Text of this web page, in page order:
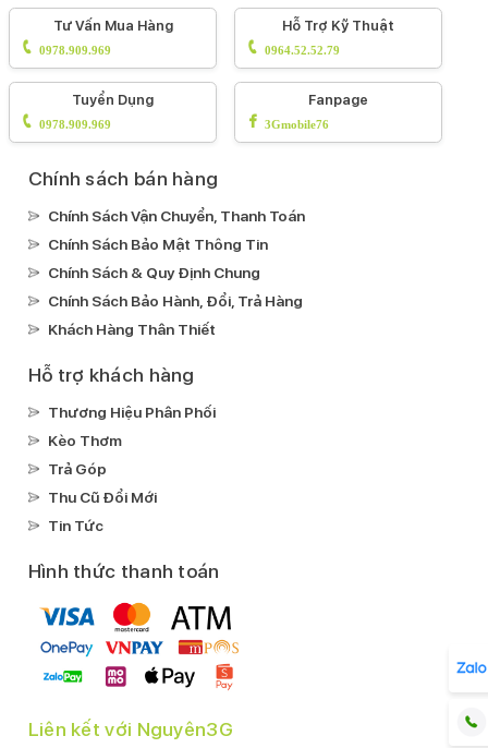
Bảo mật nâng cao:
Mở khoá khuôn mặt Face ID
Tính năng đặc biệt:
Âm thanh Dolby Atmos
Xoá vật thể AIViết AITrung tâm
màn hình (Center Stage)
Phát hiện va chạm (Crash
để tìm kiếmHDR10+HDR10
thanh Dolby Digital PlusCông nghệ True ToneCông
nghệ HLGCông nghê âm thanh Dolby Digital
lần sáng màn hìnhApple Pay
Kháng nước, bụi:
IP68
Ghi âm:
Ghi âm mặc địnhGhi âm cuộc gọi
Xem phim:
MP4AV1
Nghe nhạc:
MP3FLAC
Kết nối
Mạng di động:
Hỗ trợ 5G
SIM:
1 Nano SIM & 1 eSIM
Wifi:
Tư Vấn Mua Hàng
0978.909.969
Hỗ Trợ Kỹ Thuật
0964.52.52.79
Tuyển Dụng
0978.909.969
Fanpage
3Gmobile76
Chính sách bán hàng
Chính Sách Vận Chuyển, Thanh Toán
Chính Sách Bảo Mật Thông Tin
Chính Sách & Quy Định Chung
Chính Sách Bảo Hành, Đổi, Trả Hàng
Khách Hàng Thân Thiết
Hỗ trợ khách hàng
Thương Hiệu Phân Phối
Kèo Thơm
Trả Góp
Thu Cũ Đổi Mới
Tin Tức
Hình thức thanh toán
Liên kết với Nguyên3G